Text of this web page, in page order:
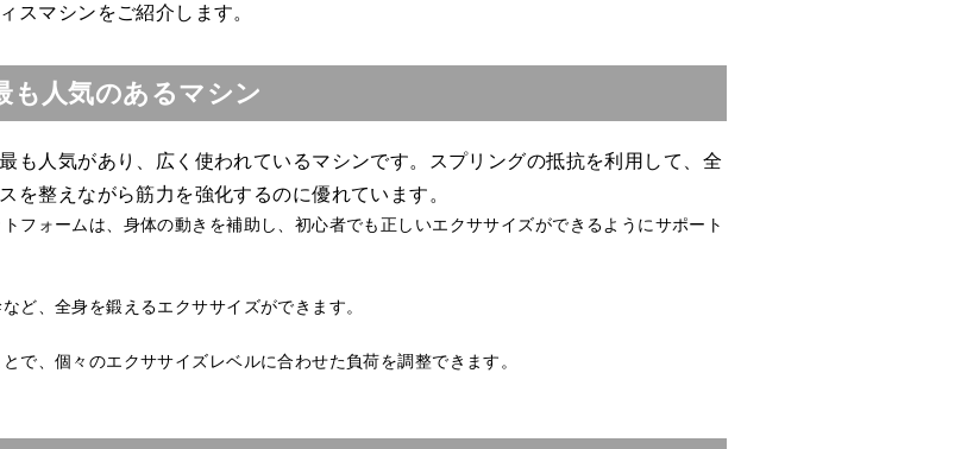
スマシンをご紹介します。
も人気のあるマシン
も人気があり、広く使われているマシンです。スプリングの抵抗を利用して、全
を整えながら筋力を強化するのに優れています。
フォームは、身体の動きを補助し、初心者でも正しいエクササイズができるようにサポート
ど、全身を鍛えるエクササイズができます。
で、個々のエクササイズレベルに合わせた負荷を調整できます。